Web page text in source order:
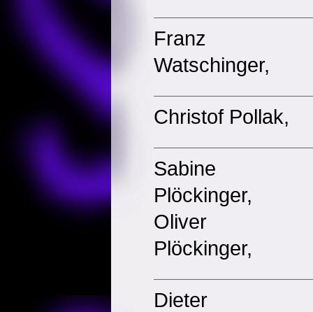
Franz
Watschinger,
Christof Pollak,
Sabine
Plöckinger,
Oliver
Plöckinger,
Dieter